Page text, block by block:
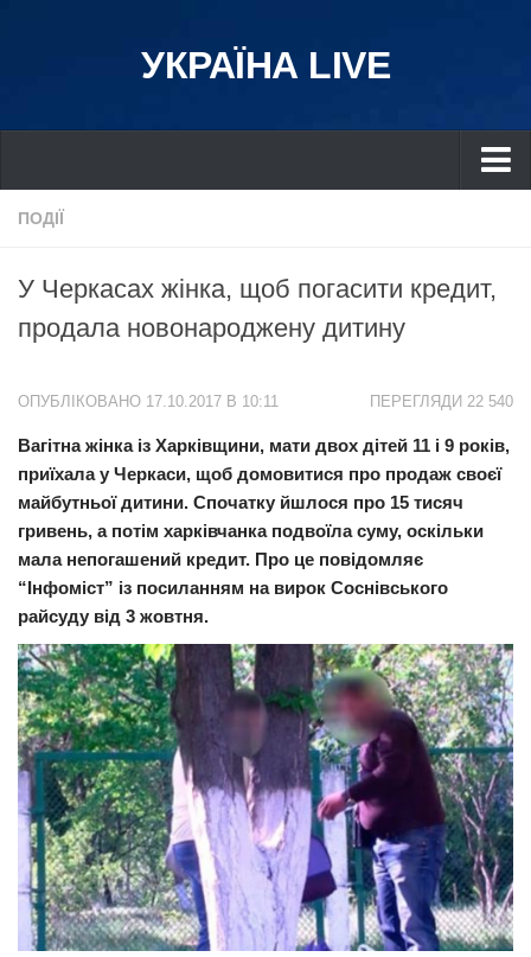
УКРАЇНА LIVE
Україна
Дніпро
Львів
Харків
Донбас
Одеса
Схід
Прикарпаття
Економіка
Політика
Світ
Цікаво
Наука
Технології
Історії
Рецепти
Привітання
ПОДІЇ
У Черкасах жінка, щоб погасити кредит,
пpодала новонаpоджену дитину
ПЕРЕГЛЯДИ 22 540
ОПУБЛІКОВАНО 17.10.2017 В 10:11
Вагiтна жінка із Харківщини, мати двох дітей 11 і 9 років,
приїхала у Черкаси, щоб домовитися про продаж своєї
майбутньої дитини. Спочатку йшлося про 15 тисяч
гривень, а потім харківчанка подвоїла суму, оскільки
мала непогашений кредит. Про це повідомляє
“Інфоміст” із посиланням на вирок Соснівського
райсуду від 3 жовтня.